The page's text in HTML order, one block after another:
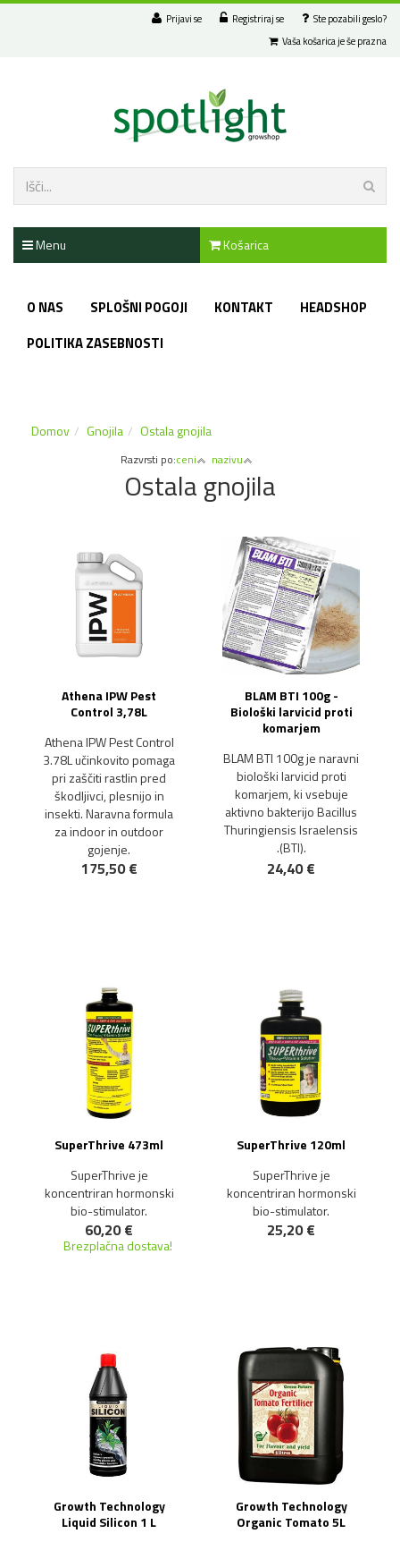
Prijavi se Registriraj se
Ste pozabili geslo?
Vaša košarica je še prazna
Menu Košarica
O NAS SPLOŠNI POGOJI KONTAKT
HEADSHOP
POLITIKA ZASEBNOSTI
Domov Gnojila Ostala gnojila
Razvrsti po:ceni nazivu
Ostala gnojila
Athena IPW Pest
Control 3,78L
Athena IPW Pest Control
3.78L učinkovito pomaga
pri zaščiti rastlin pred
škodljivci, plesnijo in
insekti. Naravna formula
za indoor in outdoor
gojenje.
175,50 €
BLAM BTI 100g -
Biološki larvicid proti
komarjem
BLAM BTI 100g je naravni
biološki larvicid proti
komarjem, ki vsebuje
aktivno bakterijo Bacillus
Thuringiensis Israelensis
.(BTI).
24,40 €
Brezplačna dostava!
SuperThrive 473ml
SuperThrive je
koncentriran hormonski
bio-stimulator.
60,20 €
SuperThrive 120ml
SuperThrive je
koncentriran hormonski
bio-stimulator.
25,20 €
Growth Technology
Liquid Silicon 1 L
Growth Technology
Organic Tomato 5L